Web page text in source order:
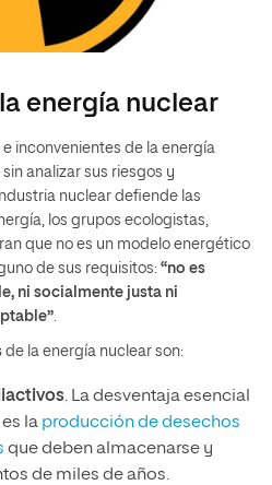
energía nuclear
inconvenientes de la energía
analizar sus riesgos y
nuclear defiende las
los grupos ecologistas,
que no es un modelo energético
de sus requisitos: “no es
ni socialmente justa ni
.
de la energía nuclear son:
. La desventaja esencial
la producción de desechos
que deben almacenarse y
de miles de años.